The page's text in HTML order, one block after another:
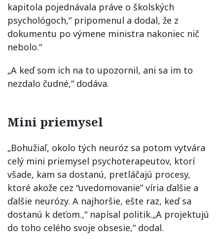
kapitola pojednávala práve o školských
psychológoch,“ pripomenul a dodal, že z
dokumentu po výmene ministra nakoniec nič
nebolo.“
„A keď som ich na to upozornil, ani sa im to
nezdalo čudné,“ dodáva.
Mini priemysel
„Bohužiaľ, okolo tých neuróz sa potom vytvára
celý mini priemysel psychoterapeutov, ktorí
všade, kam sa dostanú, pretláčajú procesy,
ktoré akože cez “uvedomovanie” víria ďalšie a
ďalšie neurózy. A najhoršie, ešte raz, keď sa
dostanú k deťom.,“ napísal politik.„A projektujú
do toho celého svoje obsesie,“ dodal.